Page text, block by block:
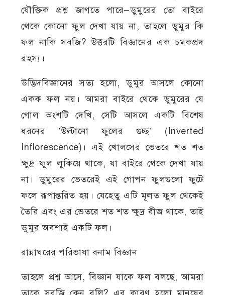
যৌক্তিক প্রশ্ন জাগতে পারে—ডুমুরের তো বাইরে
থেকে কোনো ফুল দেখা যায় না, তাহলে ডুমুর কি
ফল নাকি সবজি? উত্তরটি বিজ্ঞানের এক চমকপ্রদ
রহস্য।
উদ্ভিদবিজ্ঞানের সত্য হলো, ডুমুর আসলে কোনো
একক ফল নয়। আমরা বাইরে থেকে ডুমুরের যে
গোল অংশটি দেখি, সেটি আসলে একটি বিশেষ
ধরনের ‘উল্টানো ফুলের গুচ্ছ’ (Inverted
Inflorescence)। এই খোলসের ভেতরে শত শত
ক্ষুদ্র ফুল লুকিয়ে থাকে, যা বাইরে থেকে দেখা যায়
না। ডুমুরের ভেতরেই এই গোপন ফুলগুলো ফুটে
ফলে রূপান্তরিত হয়। যেহেতু এটি মূলত ফুল থেকেই
তৈরি এবং এর ভেতরে শত শত ক্ষুদ্র বীজ থাকে, তাই
ডুমুর অবশ্যই একটি ফল।
রান্নাঘরের পরিভাষা বনাম বিজ্ঞান
তাহলে প্রশ্ন আসে, বিজ্ঞান যাকে ফল বলছে, আমরা